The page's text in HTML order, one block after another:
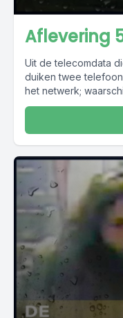
Aflevering
Uit de telecomdata
duiken twee
het netwerk;